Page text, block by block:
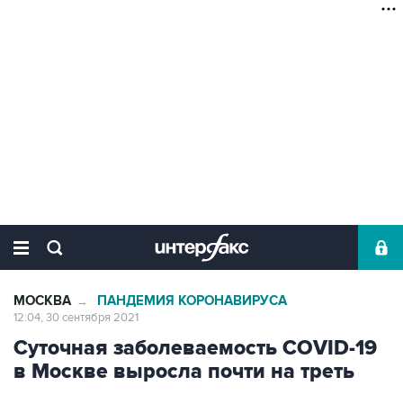
МОСКВА → ПАНДЕМИЯ КОРОНАВИРУСА
12:04, 30 сентября 2021
Суточная заболеваемость COVID-19
в Москве выросла почти на треть